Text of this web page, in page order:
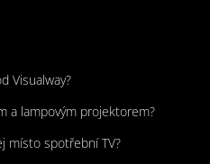
Visualway?
a lampovým projektorem?
místo spotřební TV?